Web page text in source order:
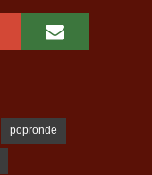
popronde